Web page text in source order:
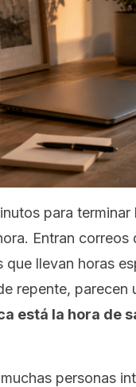
para
Entran
que llevan horas
repente, parecen
está la hora de
personas